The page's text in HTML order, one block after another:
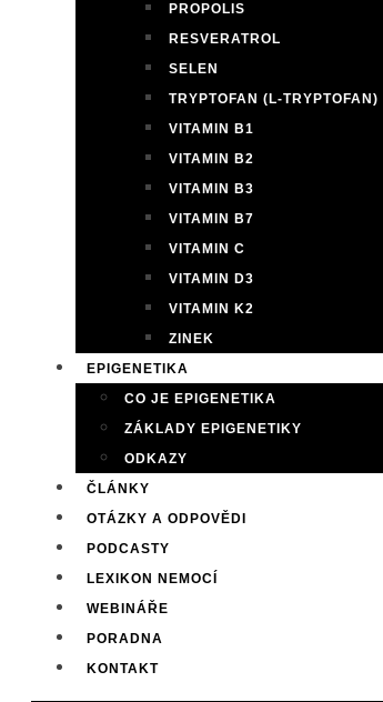
PROPOLIS
RESVERATROL
SELEN
TRYPTOFAN (L-TRYPTOFAN)
VITAMIN B1
VITAMIN B2
VITAMIN B3
VITAMIN B7
VITAMIN C
VITAMIN D3
VITAMIN K2
ZINEK
EPIGENETIKA
CO JE EPIGENETIKA
ZÁKLADY EPIGENETIKY
ODKAZY
ČLÁNKY
OTÁZKY A ODPOVĚDI
PODCASTY
LEXIKON NEMOCÍ
WEBINÁŘE
PORADNA
KONTAKT